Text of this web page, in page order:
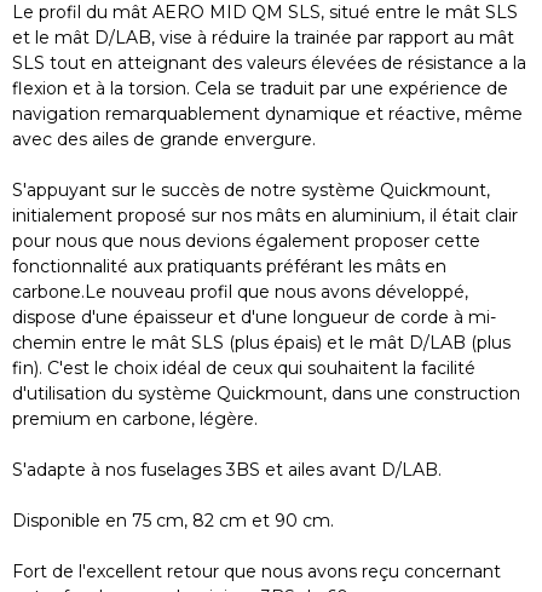
Le profil du mât AERO MID QM SLS, situé entre le mât SLS
et le mât D/LAB, vise à réduire la trainée par rapport au mât
SLS tout en atteignant des valeurs élevées de résistance a la
flexion et à la torsion. Cela se traduit par une expérience de
navigation remarquablement dynamique et réactive, même
avec des ailes de grande envergure.
S'appuyant sur le succès de notre système Quickmount,
initialement proposé sur nos mâts en aluminium, il était clair
pour nous que nous devions également proposer cette
fonctionnalité aux pratiquants préférant les mâts en
carbone.Le nouveau profil que nous avons développé,
dispose d'une épaisseur et d'une longueur de corde à mi-
chemin entre le mât SLS (plus épais) et le mât D/LAB (plus
fin). C'est le choix idéal de ceux qui souhaitent la facilité
d'utilisation du système Quickmount, dans une construction
premium en carbone, légère.
S'adapte à nos fuselages 3BS et ailes avant D/LAB.
Disponible en 75 cm, 82 cm et 90 cm.
Fort de l'excellent retour que nous avons reçu concernant